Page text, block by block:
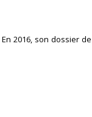
2016, son dossier de